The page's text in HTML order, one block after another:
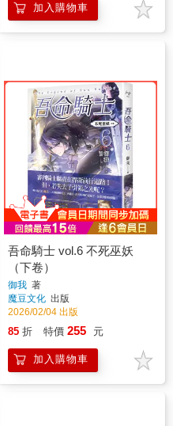
加入購物車
吾命騎士 vol.6 不死巫妖
（下卷）
御我 著
魔豆文化 出版
2026/02/04 出版
85 折 特價 255 元
加入購物車